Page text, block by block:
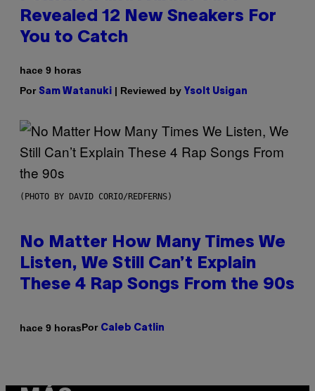
Revealed 12 New Sneakers For
You to Catch
hace 9 horas
Por Sam Watanuki | Reviewed by Ysolt Usigan
(PHOTO BY DAVID CORIO/REDFERNS)
No Matter How Many Times We
Listen, We Still Can’t Explain
These 4 Rap Songs From the 90s
hace 9 horasPor Caleb Catlin